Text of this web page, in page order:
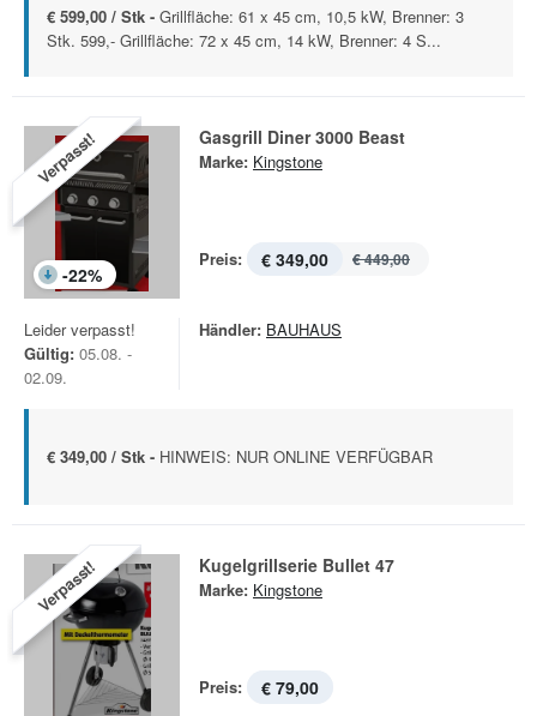
€ 599,00 / Stk - Grillfläche: 61 x 45 cm, 10,5 kW, Brenner: 3
Stk. 599,- Grillfläche: 72 x 45 cm, 14 kW, Brenner: 4 S...
Verpasst!
-22%
Gasgrill Diner 3000 Beast
Marke: Kingstone
Preis: € 349,00 € 449,00
Leider verpasst!
Gültig: 05.08. -
02.09.
Händler: BAUHAUS
€ 349,00 / Stk - HINWEIS: NUR ONLINE VERFÜGBAR
Verpasst! Kugelgrillserie Bullet 47
Marke: Kingstone
Preis: € 79,00